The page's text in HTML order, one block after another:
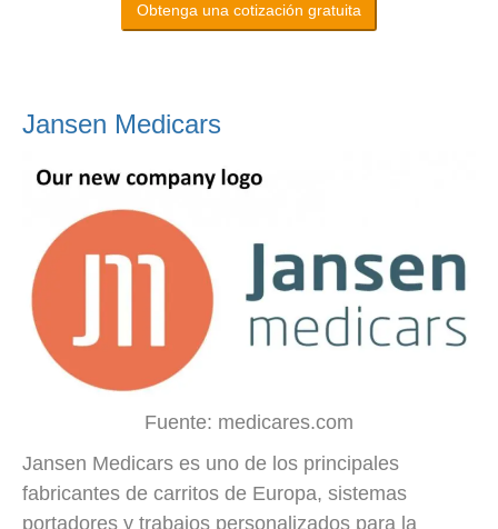
Obtenga una cotización gratuita
Jansen Medicars
Fuente: medicares.com
Jansen Medicars es uno de los principales
fabricantes de carritos de Europa, sistemas
portadores y trabajos personalizados para la